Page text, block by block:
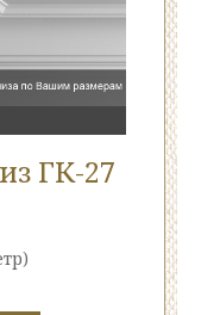
ГК-27